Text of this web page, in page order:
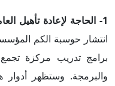
1- الحاجة لإعادة تأهيل العاملين واكتساب مهارات جديدة:
انتشار حوسبة الكم
برامج تدريب مركزة تجمع
والبرمجة. وستظهر